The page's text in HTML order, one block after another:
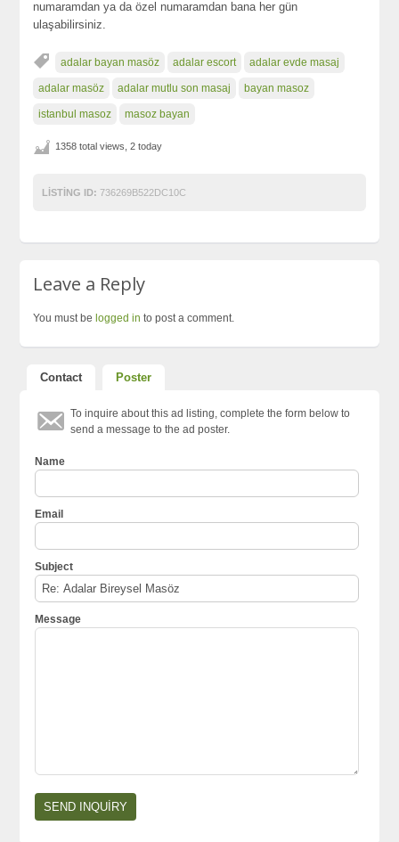
numaramdan ya da özel numaramdan bana her gün
ulaşabilirsiniz.
adalar bayan masöz adalar escort adalar evde masaj
adalar masöz adalar mutlu son masaj bayan masoz
istanbul masoz masoz bayan
1358 total views, 2 today
LISTING ID: 736269B522DC10C
Leave a Reply
You must belogged in to post a comment.
Contact Poster
To inquire about this ad listing, complete the form below to
send a message to the ad poster.
Name
Email
Subject
Message